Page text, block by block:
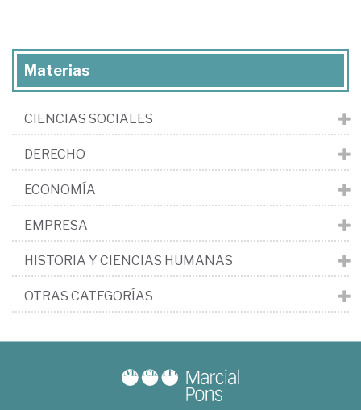
Materias
CIENCIAS SOCIALES
DERECHO
ECONOMÍA
EMPRESA
HISTORIA Y CIENCIAS HUMANAS
OTRAS CATEGORÍAS